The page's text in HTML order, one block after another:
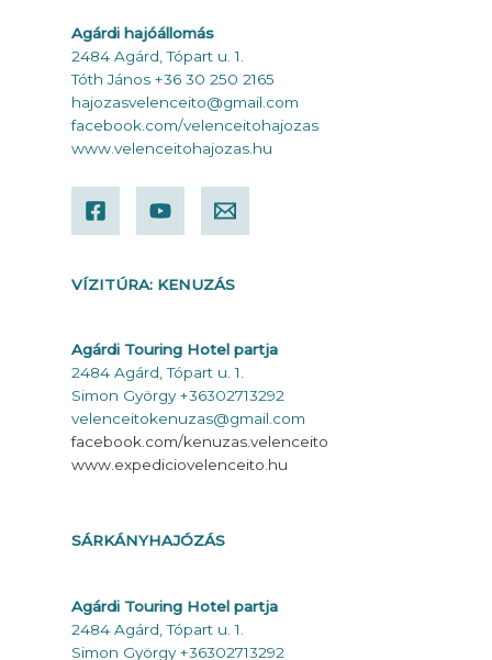
Agárdi hajóállomás
2484 Agárd, Tópart u. 1.
Tóth János +36 30 250 2165
hajozasvelenceito@gmail.com
facebook.com/velenceitohajozas
www.velenceitohajozas.hu
VÍZITÚRA: KENUZÁS
Agárdi Touring Hotel partja
2484 Agárd, Tópart u. 1.
Simon György +36302713292
velenceitokenuzas@gmail.com
facebook.com/kenuzas.velenceito
www.expediciovelenceito.hu
SÁRKÁNYHAJÓZÁS
Agárdi Touring Hotel partja
2484 Agárd, Tópart u. 1.
Simon György +36302713292